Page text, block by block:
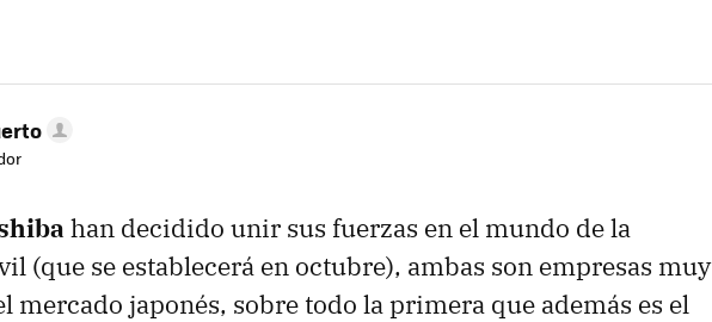
han decidido unir sus fuerzas en el mundo de la
(que se establecerá en octubre), ambas son empresas muy
mercado japonés, sobre todo la primera que además es el